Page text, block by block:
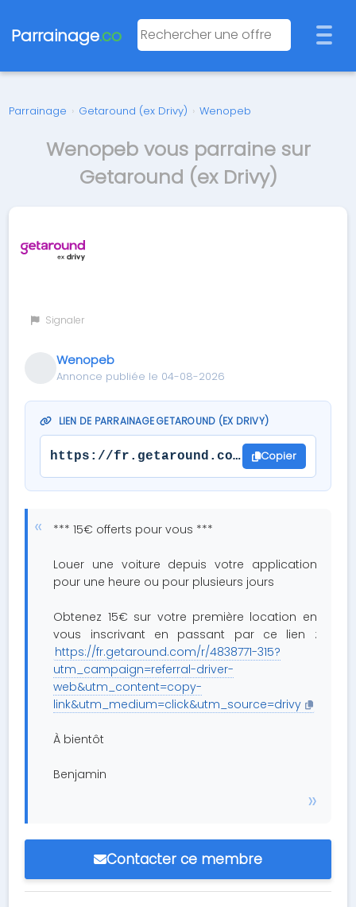
Parrainage.co
Parrainage › Getaround (ex Drivy) › Wenopeb
Wenopeb vous parraine sur
Getaround (ex Drivy)
Signaler
Wenopeb
Annonce publiée le 04-08-2026
LIEN DE PARRAINAGE GETAROUND (EX DRIVY)
https://fr.getaround.com/r/4838771-
Copier
*** 15€ offerts pour vous ***
Louer une voiture depuis votre application
pour une heure ou pour plusieurs jours
Obtenez 15€ sur votre première location en
vous inscrivant en passant par ce lien :
https://fr.getaround.com/r/4838771-315?
utm_campaign=referral-driver-
web&utm_content=copy-
link&utm_medium=click&utm_source=drivy
À bientôt
Benjamin
Contacter ce membre